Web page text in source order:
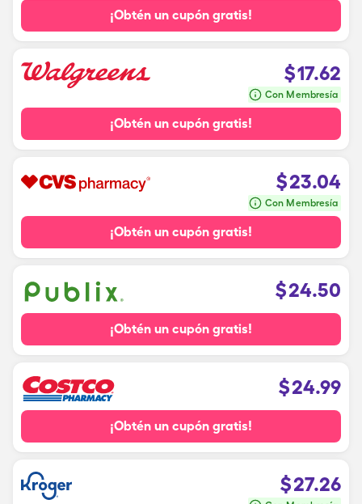
¡Obtén un cupón gratis!
$17.62
Con Membresía
¡Obtén un cupón gratis!
$23.04
Con Membresía
¡Obtén un cupón gratis!
$24.50
¡Obtén un cupón gratis!
$24.99
¡Obtén un cupón gratis!
$27.26